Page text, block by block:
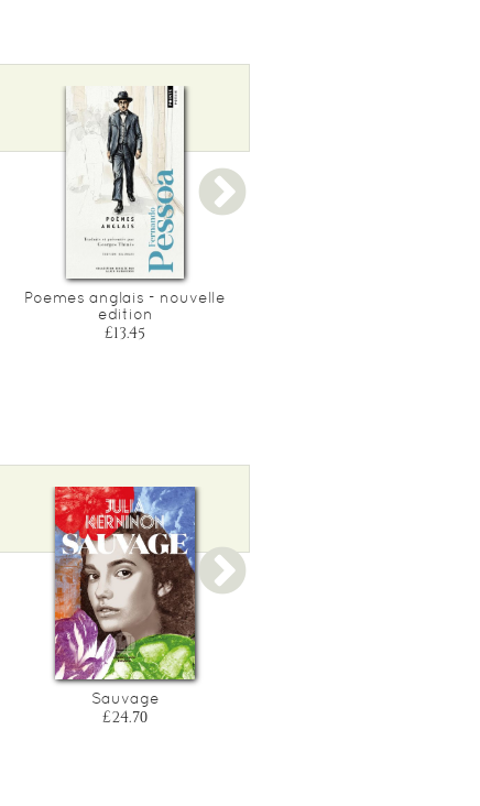
Poemes anglais - nouvelle
edition
£13.45
Sauvage
£24.70